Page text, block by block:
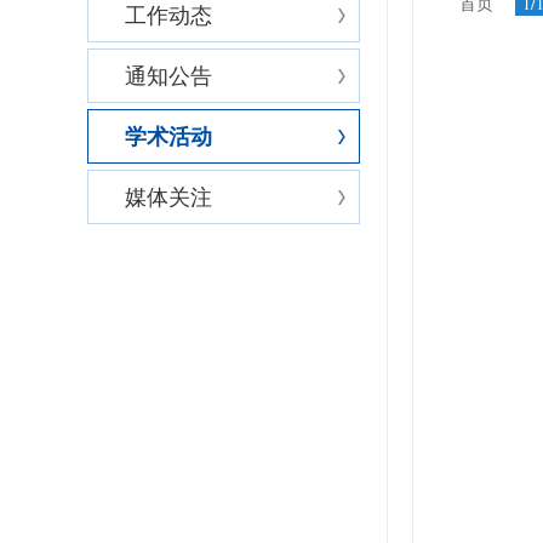
工作动态
通知公告
学术活动
媒体关注